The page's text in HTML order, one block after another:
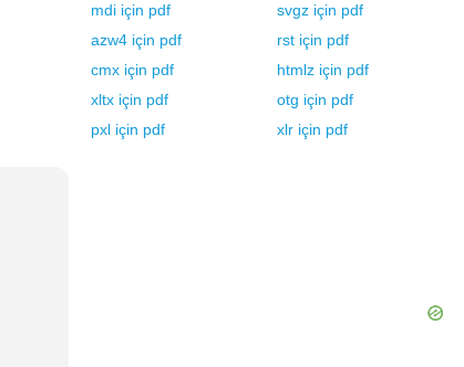
mdi için pdf svgz için pdf
azw4 için pdf rst için pdf
cmx için pdf htmlz için pdf
xltx için pdf otg için pdf
pxl için pdf xlr için pdf